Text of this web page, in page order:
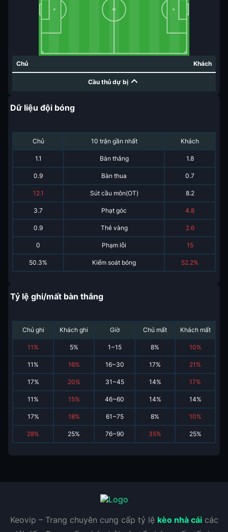
Chủ Khách
Cầu thủ dự bị
Dữ liệu đội bóng
Chủ 10 trận gần nhất Khách
1.1 Bàn thắng 1.8
0.9 Bàn thua 0.7
12.1 Sút cầu môn(OT) 8.2
3.7 Phạt góc 4.8
0.9 Thẻ vàng 2.6
0 Phạm lỗi 15
50.3% Kiểm soát bóng 52.2%
Tỷ lệ ghi/mất bàn thắng
Chủ ghi Khách ghi Giờ Chủ mất Khách mất
11 % 5% 1~15 8% 10%
11 % 16% 16~30 17% 21 %
17% 20% 31~45 14% 17%
11 % 15% 46~60 14% 14%
17% 18% 61~75 8% 10%
28% 25% 76~90 35% 25%
Keovip – Trang chuyên cung cấp tỷ lệ kèo nhà cáicác